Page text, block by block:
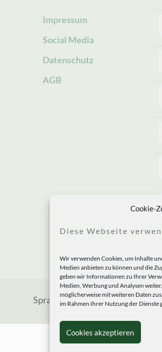
Cookie-
Diese Webseite
Wir verwenden Cookies, um Inhalte
Medien anbieten zu können und die
geben wir Informationen zu Ihrer
Medien, Werbung und Analysen
möglicherweise mit weiteren Daten
im Rahmen Ihrer Nutzung der Dienste
Cookies akzeptieren
Impressum
Social Media
Datenschutz
AGB
Sprachen